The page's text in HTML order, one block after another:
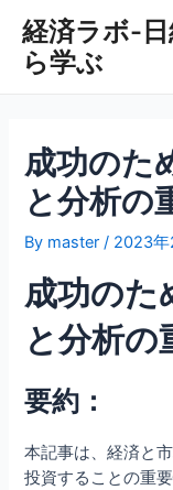
経済ラボ-
ら学ぶ
成功のた
と分析の
By master / 2023年
成功のた
と分析の
要約：
本記事は、経済と
投資することの重